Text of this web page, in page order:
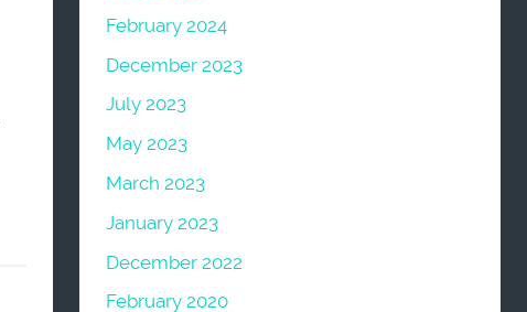
February 2024
December 2023
July 2023
May 2023
March 2023
January 2023
December 2022
February 2020